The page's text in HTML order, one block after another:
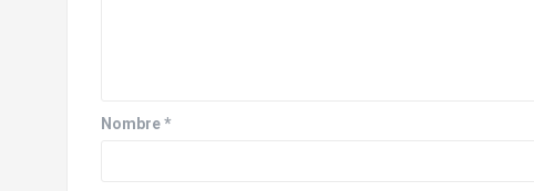
Nombre*